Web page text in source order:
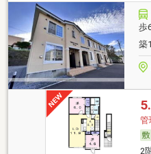
歩
築
管
2